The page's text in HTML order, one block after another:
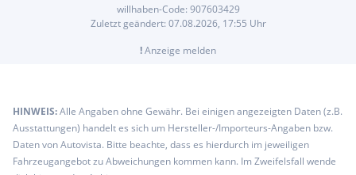
willhaben-Code: 907603429
Zuletzt geändert: 07.08.2026, 17:55 Uhr
!Anzeige melden
HINWEIS:Alle Angaben ohne Gewähr. Bei einigen angezeigten Daten (z.B.
Ausstattungen) handelt es sich um Hersteller-/Importeurs-Angaben bzw.
Daten von Autovista. Bitte beachte, dass es hierdurch im jeweiligen
Fahrzeugangebot zu Abweichungen kommen kann. Im Zweifelsfall wende